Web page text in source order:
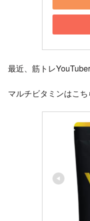
最近、筋トレ
マルチビタミンはこ